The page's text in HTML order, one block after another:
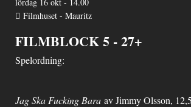
Filmhuset - Mauritz
FILMBLOCK 5 - 27+
Spelordning:
Jag Ska Fucking Bara av Jimmy Olsson,